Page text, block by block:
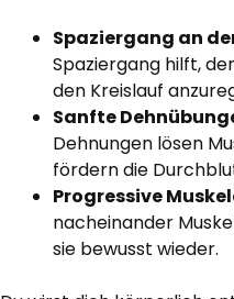
Spaziergang an
Spaziergang hilft,
den Kreislauf
Sanfte
Dehnungen lösen
fördern die
Progressive
nacheinander
sie bewusst wieder.